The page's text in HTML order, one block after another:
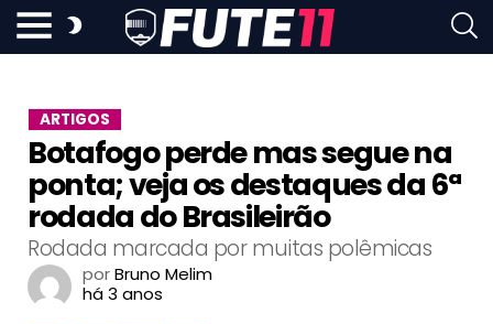
ARTIGOS
Botafogo perde mas segue na
ponta; veja os destaques da 6ª
rodada do Brasileirão
Rodada marcada por muitas polêmicas
porBruno Melim
há 3 anos